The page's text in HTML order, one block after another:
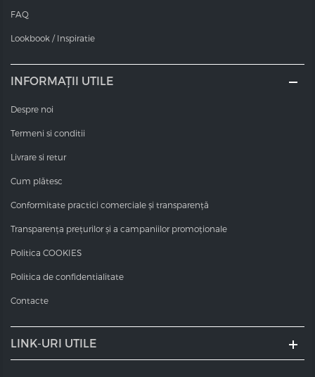
FAQ
Lookbook / Inspiratie
INFORMAȚII UTILE
Despre noi
Termeni si conditii
Livrare si retur
Cum plătesc
Conformitate practici comerciale și transparență
Transparența prețurilor și a campaniilor promoționale
Politica COOKIES
Politica de confidentialitate
Contacte
LINK-URI UTILE